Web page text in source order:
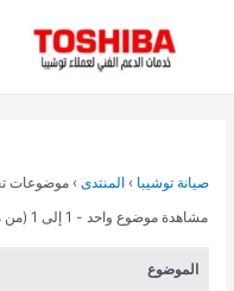
صيانة توشيبا ›المنتدى ›موضوعات
مشاهدة موضوع واحد - 1 إلى 1 (من مجموع 1)
الموضوع